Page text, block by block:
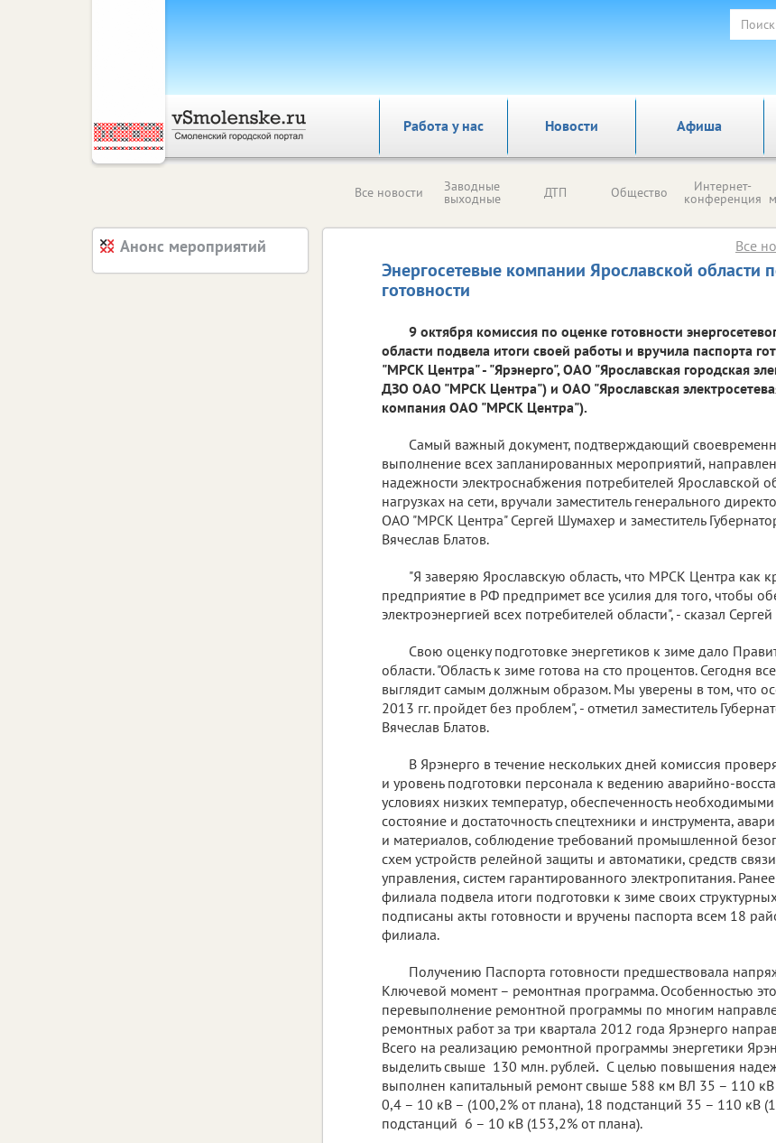
Работа у нас Новости Афиша
Все новости Заводные
выходные ДТП Общество Интернет-
конференция
Энергосетевые компании Ярославской области
готовности
Все
9 октября комиссия по оценке готовности
области подвела итоги своей работы и вручила паспорта
"МРСК Центра" - "Ярэнерго", ОАО "Ярославская городская
ДЗО ОАО "МРСК Центра") и ОАО "Ярославская
компания ОАО "МРСК Центра").
Самый важный документ, подтверждающий
выполнение всех запланированных мероприятий,
надежности электроснабжения потребителей Ярославской
нагрузках на сети, вручали заместитель генерального
ОАО "МРСК Центра" Сергей Шумахер и заместитель
Вячеслав Блатов.
"Я заверяю Ярославскую область, что МРСК Центра как
предприятие в РФ предпримет все усилия для того, чтобы
электроэнергией всех потребителей области", - сказал
Свою оценку подготовке энергетиков к зиме дало
области. "Область к зиме готова на сто процентов. Сегодня
выглядит самым должным образом. Мы уверены в том, что
2013 гг. пройдет без проблем", - отметил заместитель
Вячеслав Блатов.
В Ярэнерго в течение нескольких дней комиссия
и уровень подготовки персонала к ведению аварийно-
условиях низких температур, обеспеченность
состояние и достаточность спецтехники и инструмента,
и материалов, соблюдение требований промышленной
схем устройств релейной защиты и автоматики, средств
управления, систем гарантированного электропитания.
филиала подвела итоги подготовки к зиме своих
подписаны акты готовности и вручены паспорта всем 18
филиала.
Получению Паспорта готовности предшествовала
Ключевой момент – ремонтная программа. Особенностью
перевыполнение ремонтной программы по многим
ремонтных работ за три квартала 2012 года Ярэнерго
Всего на реализацию ремонтной программы энергетики
выделить свыше 130 млн. рублей. С целью повышения
выполнен капитальный ремонт свыше 588 км ВЛ 35 – 110
0,4 – 10 кВ – (100,2% от плана), 18 подстанций 35 – 110 кВ
подстанций 6 – 10 кВ (153,2% от плана).
Анонс мероприятий